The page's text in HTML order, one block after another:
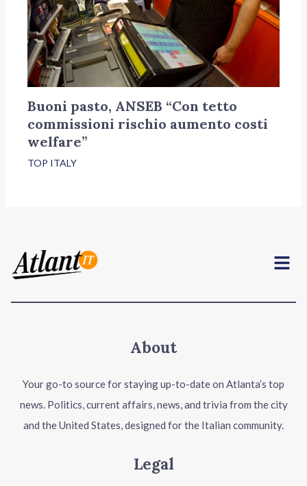
Buoni pasto, ANSEB “Con tetto
commissioni rischio aumento costi
welfare”
TOP ITALY
Menu
About
Your go-to source for staying up-to-date on Atlanta’s top
news. Politics, current affairs, news, and trivia from the city
and the United States, designed for the Italian community.
Legal